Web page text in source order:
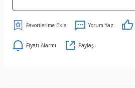
Yorum Yaz
Fiyatı Alarmı Paylaş